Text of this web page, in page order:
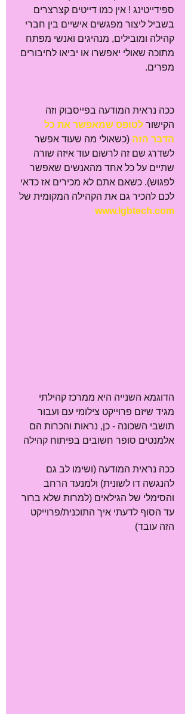
ספידייטינג ! אין כמו דייטים קצרצרים
בשביל ליצור מפגשים אישיים בין חברי
קהילה ומובילים, מנהיגים ואנשי מפתח
מתוכה שאולי יאפשרו או יביאו לחיבורים
מפרים.
ככה נראית המודעה בפייסבוק וזה
הקישור לטופס שמאפשר את כל
הדבר הזה (כשאולי מה שעוד אפשר
לשדרג שם זה לרשום עוד איזה שורה
שתיים על כל אחד מהאנשים שאפשר
לפגוש). כשאם אתם לא מכירים אז כדאי
לכם להכיר גם את הקהילה המקומית של
www.lgbtech.com
הדוגמא השנייה היא ממרכז קהילתי
מגיד שיזם פרוייקט צילומי עם ועבור
תושבי השכונה - כן, נראות והכרות הם
אלמנטים סופר חשובים בפיתוח קהילה
ככה נראית המודעה (ושימו לב גם
להנגשה דו לשונית) ולמנעד הרחב
והסימלי של הגילאים (למרות שלא ברור
עד הסוף לדעתי איך התוכנית/פרוייקט
הזה עובד)